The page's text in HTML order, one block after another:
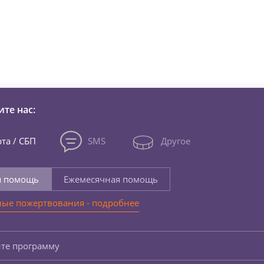
нас:
/ СБП SMS Другое
помощь
Ежемесячная помощь
пожертвования - подробнее
программу